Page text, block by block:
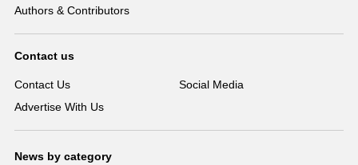
Authors & Contributors
Contact us
Contact Us
Social Media
Advertise With Us
News by category